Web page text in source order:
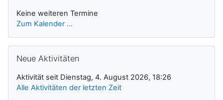
Keine weiteren Termine
Zum Kalender ...
Neue Aktivitäten
Aktivität seit Dienstag, 4. August 2026, 18:26
Alle Aktivitäten der letzten Zeit